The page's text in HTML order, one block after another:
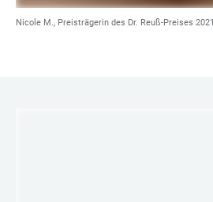
Nicole M., Preisträgerin des Dr. Reuß-Preises 2021